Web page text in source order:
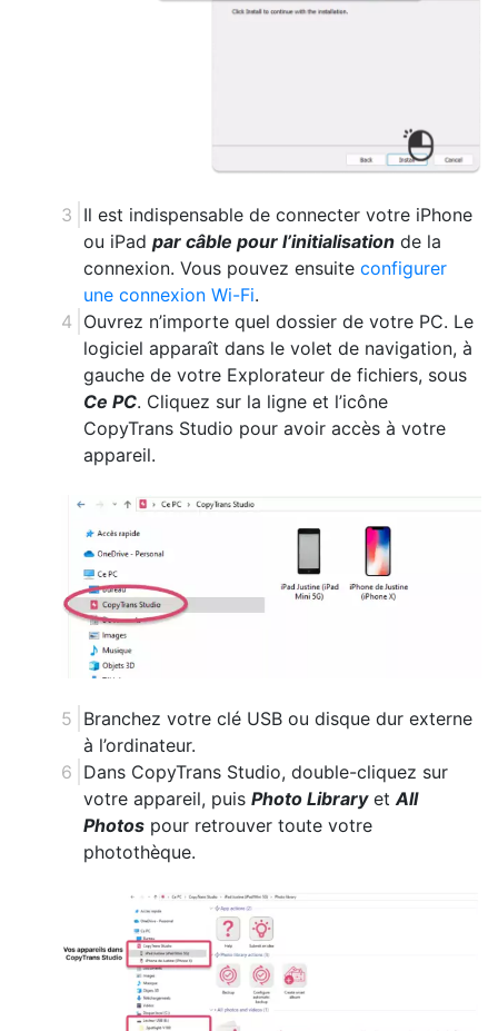
Il est indispensable de connecter votre iPhone
ou iPad par câble pour l’initialisation de la
connexion. Vous pouvez ensuite configurer
une connexion Wi-Fi.
Ouvrez n’importe quel dossier de votre PC. Le
logiciel apparaît dans le volet de navigation, à
gauche de votre Explorateur de fichiers, sous
Ce PC. Cliquez sur la ligne et l’icône
CopyTrans Studio pour avoir accès à votre
appareil.
Branchez votre clé USB ou disque dur externe
à l’ordinateur.
Dans CopyTrans Studio, double-cliquez sur
votre appareil, puis Photo LibraryetAll
Photos pour retrouver toute votre
photothèque.